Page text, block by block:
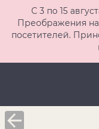
С 3 по 15
Преображения
посетителей.